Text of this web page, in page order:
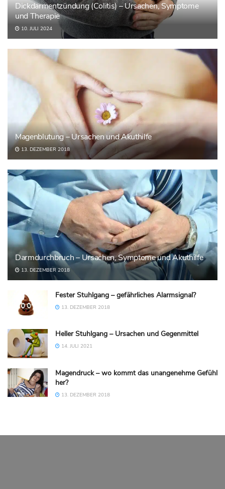
Dickdarmentzündung (Colitis) – Ursachen, Symptome
und Therapie
10. JULI 2024
Magenblutung – Ursachen und Akuthilfe
13. DEZEMBER 2018
Darmdurchbruch – Ursachen, Symptome und Akuthilfe
13. DEZEMBER 2018
Fester Stuhlgang – gefährliches Alarmsignal?
13. DEZEMBER 2018
Heller Stuhlgang – Ursachen und Gegenmittel
14. JULI 2021
Magendruck – wo kommt das unangenehme Gefühl
her?
13. DEZEMBER 2018